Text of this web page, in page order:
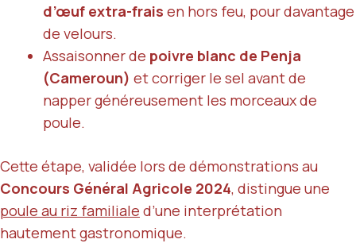
d’œuf extra-frais en hors feu, pour davantage
de velours.
Assaisonner de poivre blanc de Penja
(Cameroun) et corriger le sel avant de
napper généreusement les morceaux de
poule.
Cette étape, validée lors de démonstrations au
Concours Général Agricole 2024, distingue une
poule au riz familiale d’une interprétation
hautement gastronomique.